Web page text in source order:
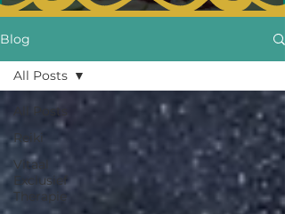
Blog
All Posts
Reiki
Vitaal
Exclusief
Therapie
All Posts